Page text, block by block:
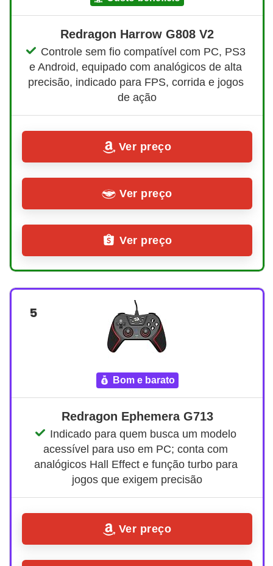
Redragon Harrow G808 V2
Controle sem fio compatível com PC, PS3
e Android, equipado com analógicos de alta
precisão, indicado para FPS, corrida e jogos
de ação
Ver preço
Ver preço
Ver preço
5
bom e barato
Redragon Ephemera G713
Indicado para quem busca um modelo
acessível para uso em PC; conta com
analógicos Hall Effect e função turbo para
jogos que exigem precisão
Ver preço